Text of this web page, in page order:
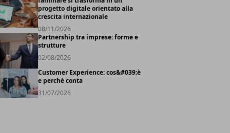
progetto digitale orientato alla
crescita internazionale
08/11/2026
Partnership tra imprese: forme e
strutture
02/08/2026
Customer Experience: cos&#039;è
e perché conta
31/07/2026